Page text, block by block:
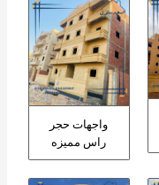
واجهات حجر
راس مميزه